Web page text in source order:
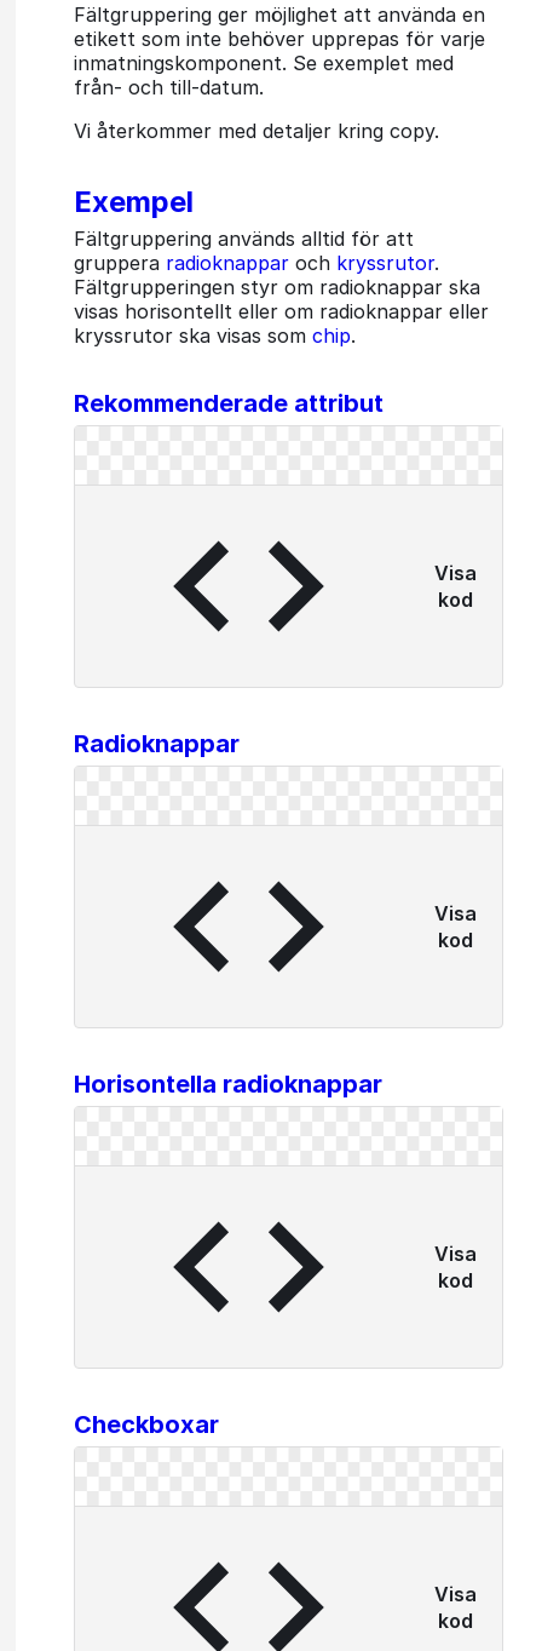
Fältgruppering ger möjlighet att använda en
etikett som inte behöver upprepas för varje
inmatningskomponent. Se exemplet med
från- och till-datum.
Vi återkommer med detaljer kring copy.
Exempel
Fältgruppering används alltid för att
gruppera radioknappar och kryssrutor.
Fältgrupperingen styr om radioknappar ska
visas horisontellt eller om radioknappar eller
kryssrutor ska visas som chip.
Rekommenderade attribut
Visa
kod
Radioknappar
Visa
kod
Horisontella radioknappar
Visa
kod
Checkboxar
Visa
kod